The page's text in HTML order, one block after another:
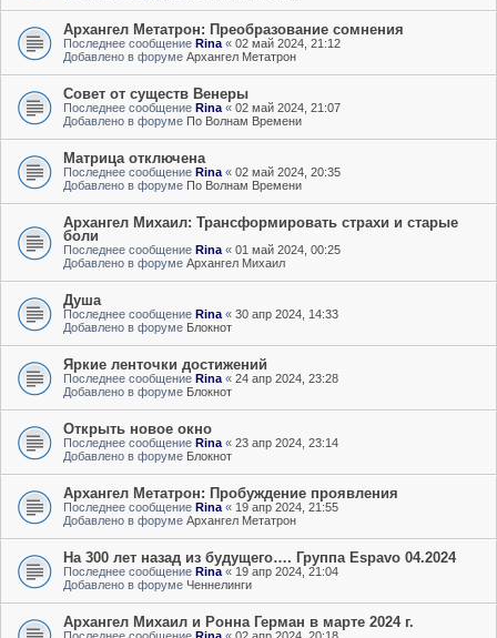
Архангел Метатрон: Преобразование сомнения
Последнее сообщение Rina « 02 май 2024, 21:12
Добавлено в форуме Архангел Метатрон
Совет от существ Венеры
Последнее сообщение Rina « 02 май 2024, 21:07
Добавлено в форуме По Волнам Времени
Матрица отключена
Последнее сообщение Rina « 02 май 2024, 20:35
Добавлено в форуме По Волнам Времени
Архангел Михаил: Трансформировать страхи и старые
боли
Последнее сообщение Rina « 01 май 2024, 00:25
Добавлено в форуме Архангел Михаил
Душа
Последнее сообщение Rina « 30 апр 2024, 14:33
Добавлено в форуме Блокнот
Яркие ленточки достижений
Последнее сообщение Rina « 24 апр 2024, 23:28
Добавлено в форуме Блокнот
Открыть новое окно
Последнее сообщение Rina « 23 апр 2024, 23:14
Добавлено в форуме Блокнот
Архангел Метатрон: Пробуждение проявления
Последнее сообщение Rina « 19 апр 2024, 21:55
Добавлено в форуме Архангел Метатрон
На 300 лет назад из будущего…. Группа Espavo 04.2024
Последнее сообщение Rina « 19 апр 2024, 21:04
Добавлено в форуме Ченнелинги
Архангел Михаил и Ронна Герман в марте 2024 г.
Последнее сообщение Rina « 02 апр 2024, 20:18